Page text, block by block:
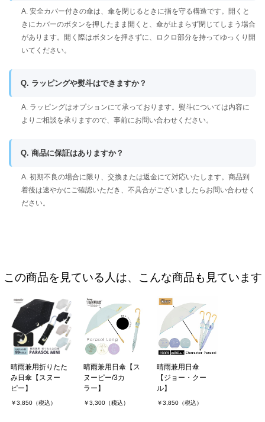
A. 安全カバー付きの傘は、傘を閉じるときに指を守る構造です。開くと
きにカバーのボタンを押したまま開くと、傘が止まらず閉じてしまう場合
があります。開く際はボタンを押さずに、ロクロ部分を持ってゆっくり開
いてください。
Q. ラッピングや熨斗はできますか？
A. ラッピングはオプションにて承っております。熨斗については内容に
よりご相談を承りますので、事前にお問い合わせください。
Q. 商品に保証はありますか？
A. 初期不良の場合に限り、交換または返金にて対応いたします。商品到
着後は速やかにご確認いただき、不具合がございましたらお問い合わせく
ださい。
この商品を見ている人は、こんな商品も見ています
晴雨兼用折りたた
み日傘【スヌー
ピー】
￥3,850（税込）
晴雨兼用日傘【ス
ヌーピー/3カ
ラー】
￥3,300（税込）
晴雨兼用日傘
【ジョー・クー
ル】
￥3,850（税込）